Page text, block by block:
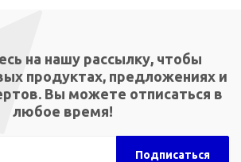
на нашу рассылку, чтобы
продуктах, предложениях и
Вы можете отписаться в
любое время!